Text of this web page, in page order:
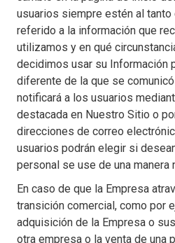
usuarios siempre estén al tanto
referido a la información que
utilizamos y en qué
decidimos usar su Información
diferente de la que se
notificará a los usuarios
destacada en Nuestro Sitio o
direcciones de correo
usuarios podrán elegir si
personal se use de una manera
En caso de que la Empresa
transición comercial, como por
adquisición de la Empresa o
otra empresa o la venta de una